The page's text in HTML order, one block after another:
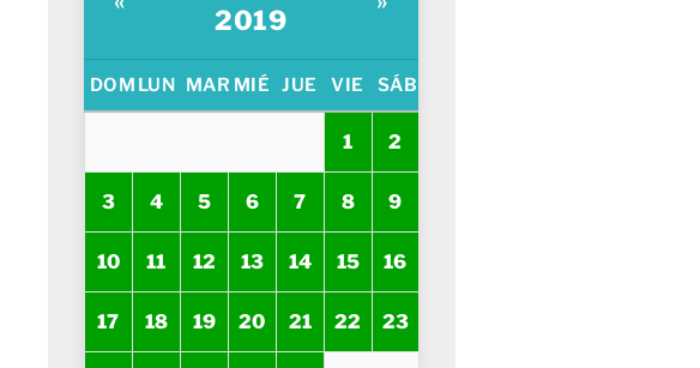
2019
DOM LUN MAR MIÉ JUE VIE SÁB
1 2
3 4 5 6 7 8 9
10 11 12 13 14 15 16
17 18 19 20 21 22 23